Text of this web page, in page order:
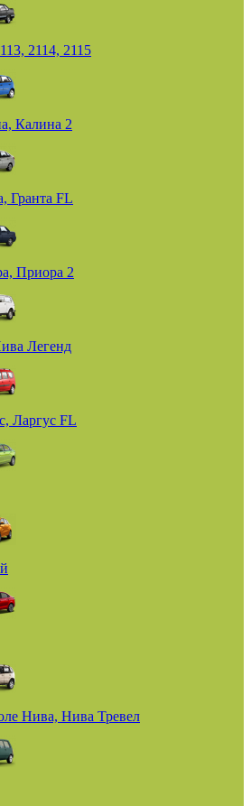
2114, 2115
Калина 2
Гранта FL
Приора 2
Легенд
Ларгус FL
Нива, Нива Тревел